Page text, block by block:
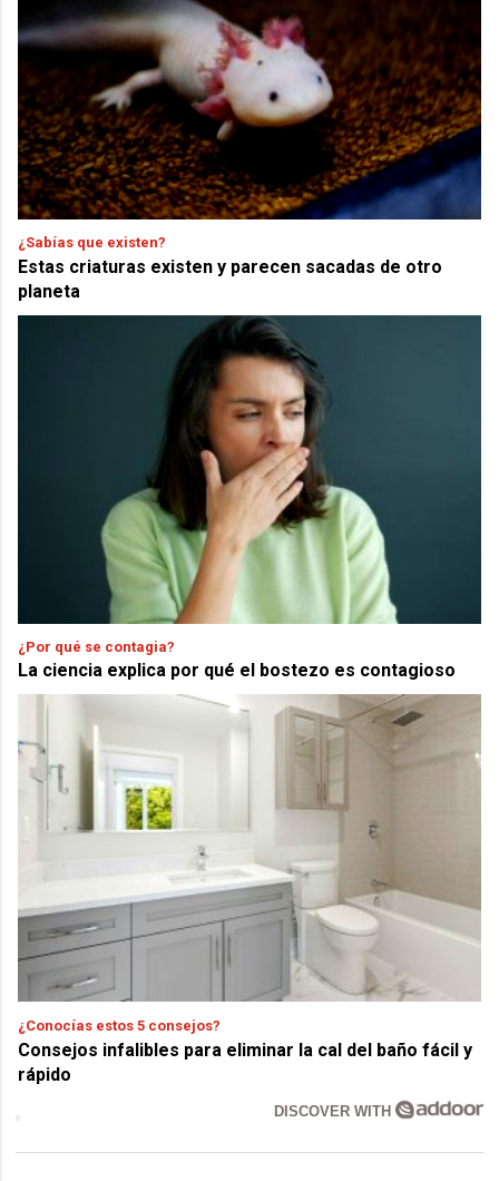
¿Sabías que existen?
Estas criaturas existen y parecen sacadas de otro
planeta
¿Por qué se contagia?
La ciencia explica por qué el bostezo es contagioso
¿Conocías estos 5 consejos?
Consejos infalibles para eliminar la cal del baño fácil y
rápido
DISCOVER WITH